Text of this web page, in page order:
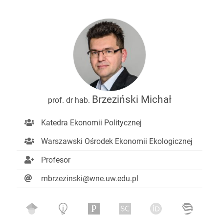
prof. dr hab. Brzeziński Michał
Katedra Ekonomii Politycznej
Warszawski Ośrodek Ekonomii Ekologicznej
Profesor
mbrzezinski@wne.uw.edu.pl